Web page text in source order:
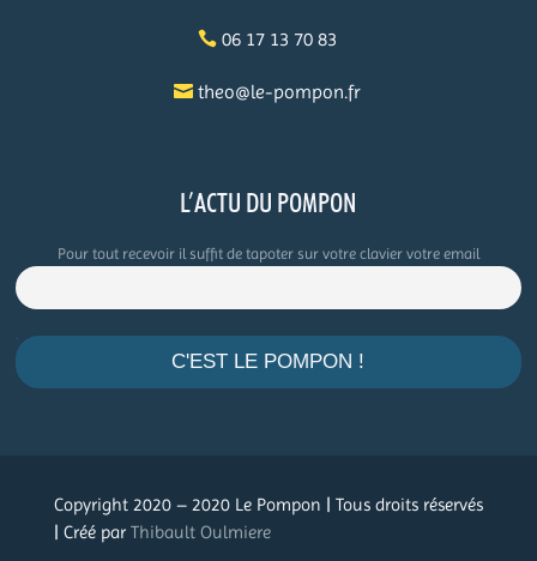
06 17 13 70 83
theo@le-pompon.fr
L’ACTU DU POMPON
Pour tout recevoir il suffit de tapoter sur votre clavier votre email
.
Copyright 2020 – 2020 Le Pompon | Tous droits réservés
| Créé par Thibault Oulmiere